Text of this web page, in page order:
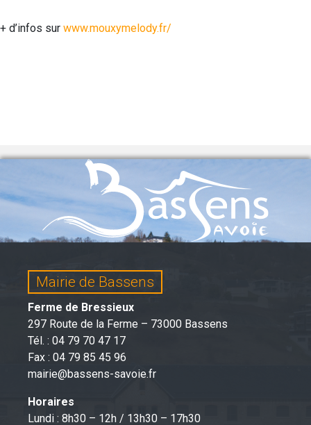
+ d’infos sur www.mouxymelody.fr/
Mairie de Bassens
Ferme de Bressieux
297 Route de la Ferme – 73000 Bassens
Tél. : 04 79 70 47 17
Fax : 04 79 85 45 96
mairie@bassens-savoie.fr
Horaires
Lundi : 8h30 – 12h / 13h30 – 17h30